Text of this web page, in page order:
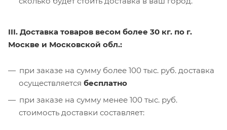
III. Доставка товаров весом более 30 кг. по г.
Москве и Московской обл.:
при заказе на сумму более 100 тыс. руб. доставка
осуществляется бесплатно
при заказе на сумму менее 100 тыс. руб.
стоимость доставки составляет: